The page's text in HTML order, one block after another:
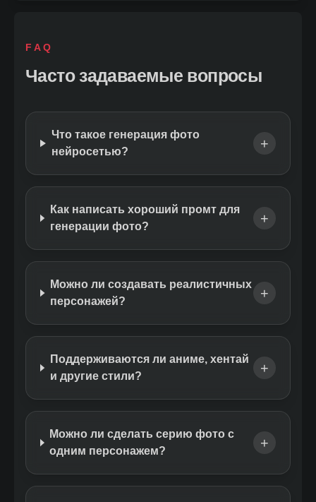
FAQ
Часто задаваемые вопросы
Что такое генерация фото
нейросетью?
+
Как написать хороший промт для
генерации фото?
+
Можно ли создавать реалистичных
персонажей?
+
Поддерживаются ли аниме, хентай
и другие стили?
+
Можно ли сделать серию фото с
одним персонажем?
+